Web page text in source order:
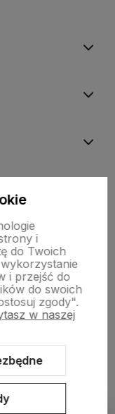
Modern 3.0™
i
do Twoich
i przejść do
do swoich
zgody".
w naszej